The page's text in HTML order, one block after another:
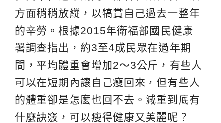
方面稍稍放縱，以犒賞自己過去一整年
的辛勞。根據2015年衛福部國民健康
署調查指出，約3至4成民眾在過年期
間，平均體重會增加2～3公斤，有些人
可以在短期內讓自己瘦回來，但有些人
的體重卻是怎麼也回不去。減重到底有
什麼訣竅，可以瘦得健康又美麗呢？